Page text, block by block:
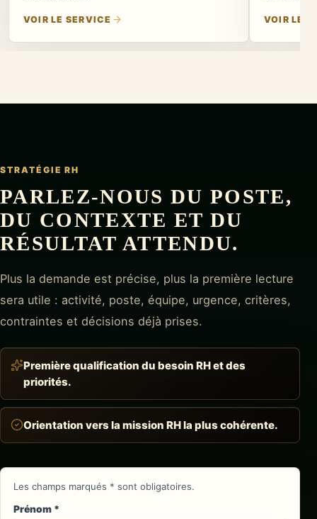
VOIR LE SERVICE VOIR LE
STRATÉGIE RH
PARLEZ-NOUS DU POSTE,
DU CONTEXTE ET DU
RÉSULTAT ATTENDU.
Plus la demande est précise, plus la première lecture
sera utile : activité, poste, équipe, urgence, critères,
contraintes et décisions déjà prises.
Première qualification du besoin RH et des
priorités.
Orientation vers la mission RH la plus cohérente.
Les champs marqués * sont obligatoires.
Prénom *